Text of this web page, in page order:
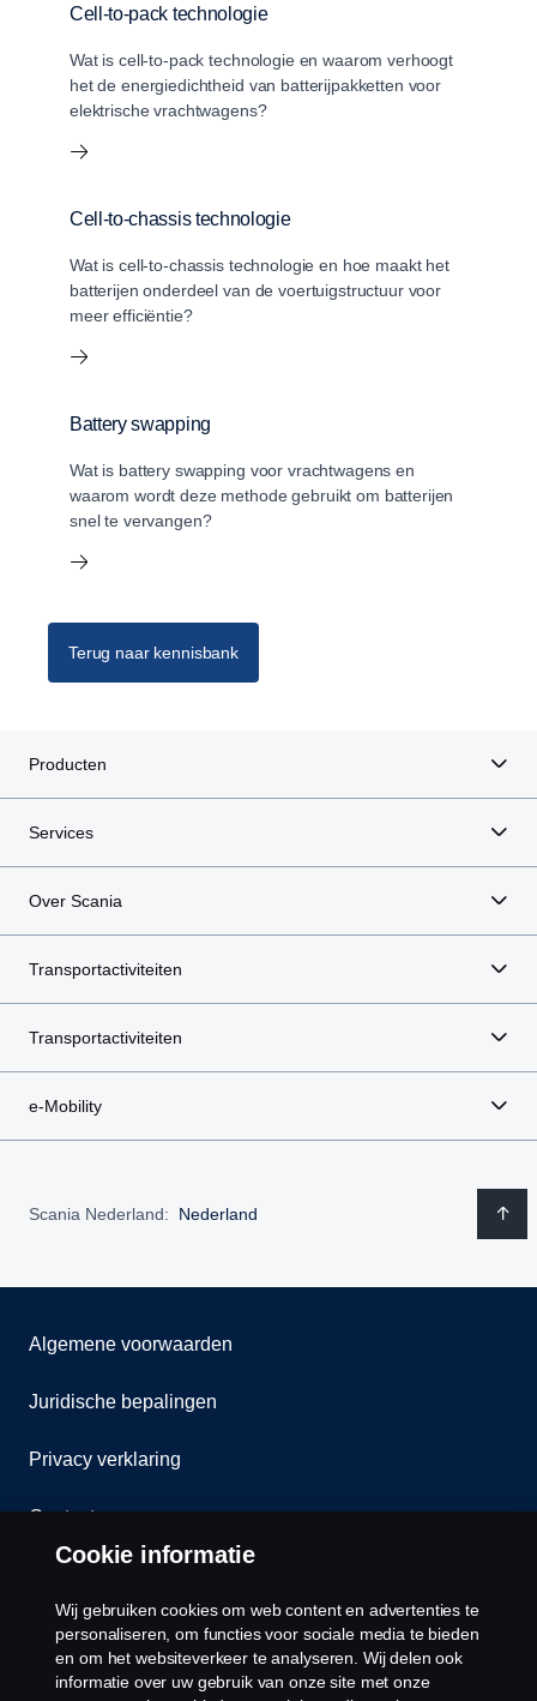
Cell-to-pack technologie
Wat is cell-to-pack technologie en waarom verhoogt
het de energiedichtheid van batterijpakketten voor
elektrische vrachtwagens?
Cell-to-chassis technologie
Wat is cell-to-chassis technologie en hoe maakt het
batterijen onderdeel van de voertuigstructuur voor
meer efficiëntie?
Battery swapping
Wat is battery swapping voor vrachtwagens en
waarom wordt deze methode gebruikt om batterijen
snel te vervangen?
Terug naar kennisbank
Producten
Services
Over Scania
Transportactiviteiten
Transportactiviteiten
e-Mobility
Scania Nederland: Nederland
Algemene voorwaarden
Juridische bepalingen
Privacy verklaring
Contact
Cookiebeleid
Cookies
Cookie informatie
Wij gebruiken cookies om web content en advertenties te
personaliseren, om functies voor sociale media te bieden
en om het websiteverkeer te analyseren. Wij delen ook
informatie over uw gebruik van onze site met onze